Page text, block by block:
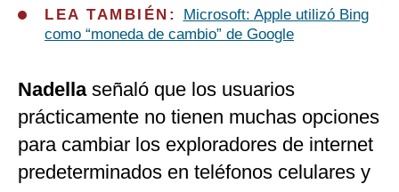
LEA TAMBIÉN:
Microsoft: Apple utilizó Bing
como “moneda de cambio” de Google
Nadella señaló que los usuarios
prácticamente no tienen muchas opciones
para cambiar los exploradores de internet
predeterminados en teléfonos celulares y